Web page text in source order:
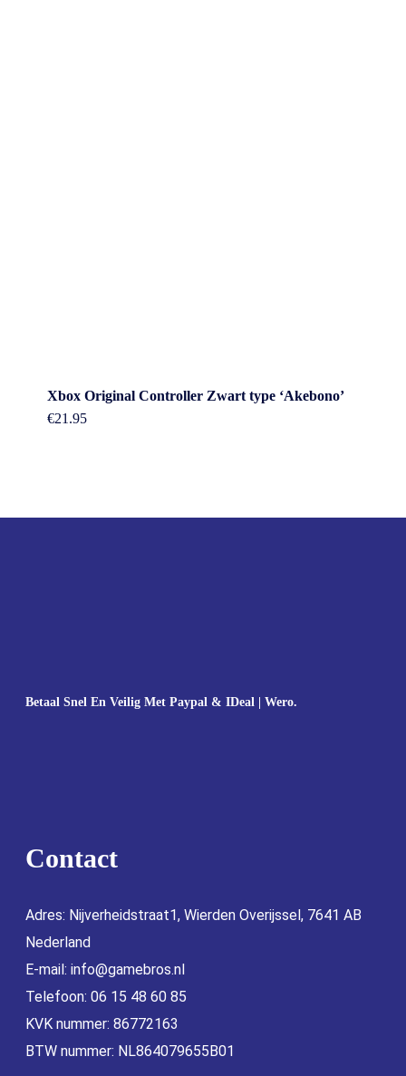
Xbox Original Controller Zwart type ‘Akebono’
€21.95
Betaal Snel En Veilig Met Paypal & IDeal | Wero.
Contact
Adres: Nijverheidstraat1, Wierden Overijssel, 7641 AB
Nederland
E-mail: info@gamebros.nl
Telefoon: 06 15 48 60 85
KVK nummer: 86772163
BTW nummer: NL864079655B01